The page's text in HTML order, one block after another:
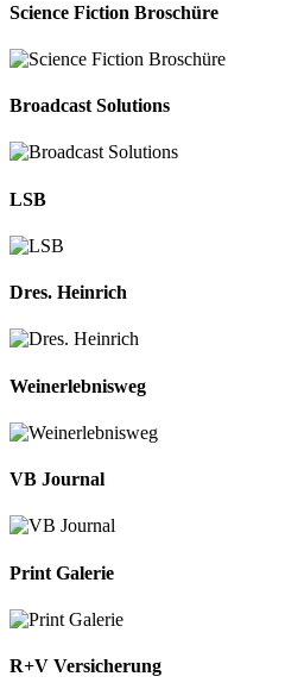
Science Fiction Broschüre
Broadcast Solutions
LSB
Dres. Heinrich
Weinerlebnisweg
VB Journal
Print Galerie
R+V Versicherung